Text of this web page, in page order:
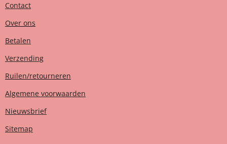
Contact
Over ons
Betalen
Verzending
Ruilen/retourneren
Algemene voorwaarden
Nieuwsbrief
Sitemap